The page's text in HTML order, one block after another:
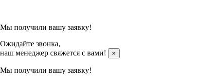
Мы получили вашу заявку!
Ожидайте звонка,
наш менеджер свяжется с вами!
×
Мы получили вашу заявку!